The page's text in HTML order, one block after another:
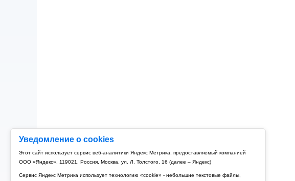
Уведомление о cookies
Этот сайт использует сервис веб-аналитики Яндекс Метрика, предоставляемый компанией
ООО «Яндекс», 119021, Россия, Москва, ул. Л. Толстого, 16 (далее – Яндекс)
Сервис Яндекс Метрика использует технологию «cookie» - небольшие текстовые файлы,